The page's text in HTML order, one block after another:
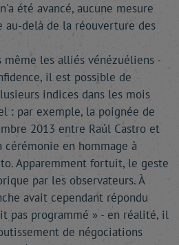
été avancé, aucune mesure
delà de la réouverture des
même les alliés vénézuéliens -
il est possible de
indices dans les mois
: par exemple, la poignée de
2013 entre Raúl Castro et
cérémonie en hommage à
Apparemment fortuit, le geste
par les observateurs. À
avait cependant répondu
pas programmé » - en réalité, il
de négociations